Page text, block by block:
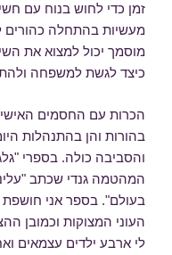
זמן כדי לחוש בנוח עם
מעשיות בהתחלה כהורים
כיצד לגשת למשפחה
הכרות עם החסמים
בהורות והן בהתנהלות
והסביבה כולה. בספרי
המהטמה גנדי שכתב
בעולם". בספר אני
העוני המצוקות וכמובן
לי ארבע ילדים עצמאים